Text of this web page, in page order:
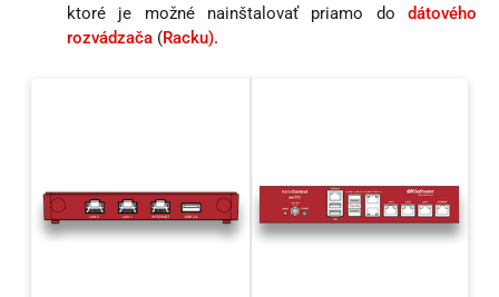
ktoré je možné nainštalovať priamo do dátového
rozvádzača (Racku).